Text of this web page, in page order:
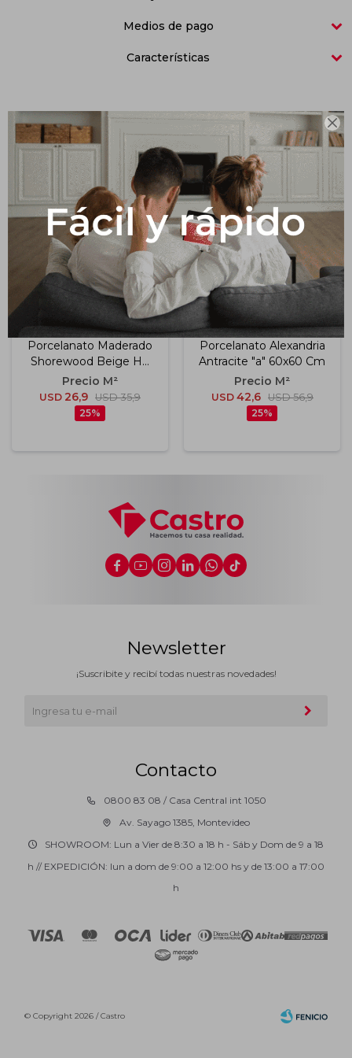

Medios de pago
Características
Productos que te pueden interesar
Porcelanato Maderado
Shorewood Beige Hd
"a" 16x100.7 Cm
USD 26,9 USD 35,9
25
Porcelanato Alexandria
Antracite "a" 60x60 Cm
USD 42,6 USD 56,9
25
     
Contacto
0800 83 08 / Casa Central int 1050
Av. Sayago 1385, Montevideo
SHOWROOM: Lun a Vier de 8:30 a 18 h - Sáb y Dom de 9 a 18
h // EXPEDICIÓN: lun a dom de 9:00 a 12:00 hs y de 13:00 a 17:00
h
Newsletter
¡Suscribite y recibí todas nuestras novedades!
© Copyright 2026 / Castro